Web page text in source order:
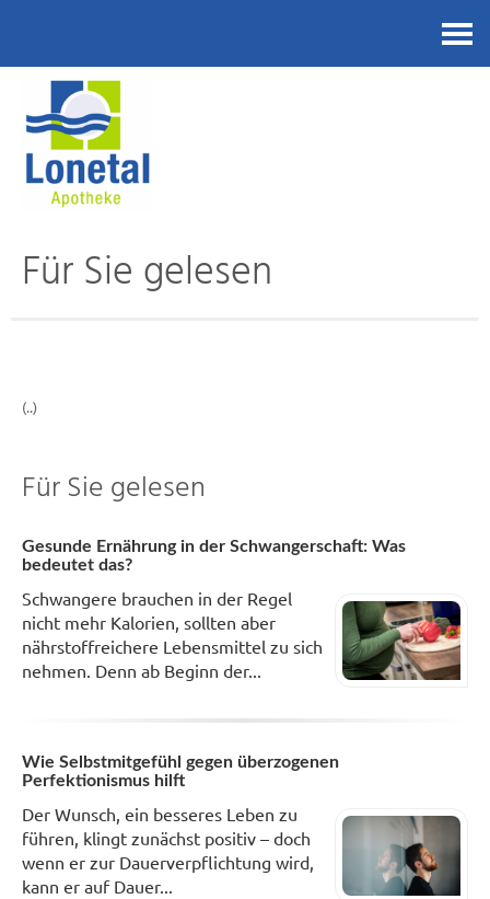
Für Sie gelesen
(..)
Für Sie gelesen
Gesunde Ernährung in der Schwangerschaft: Was
bedeutet das?
Schwangere brauchen in der Regel
nicht mehr Kalorien, sollten aber
nährstoffreichere Lebensmittel zu sich
nehmen. Denn ab Beginn der...
Wie Selbstmitgefühl gegen überzogenen
Perfektionismus hilft
Der Wunsch, ein besseres Leben zu
führen, klingt zunächst positiv – doch
wenn er zur Dauerverpflichtung wird,
kann er auf Dauer...